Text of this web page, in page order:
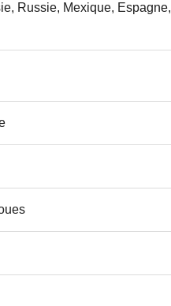
Russie, Mexique, Espagne,